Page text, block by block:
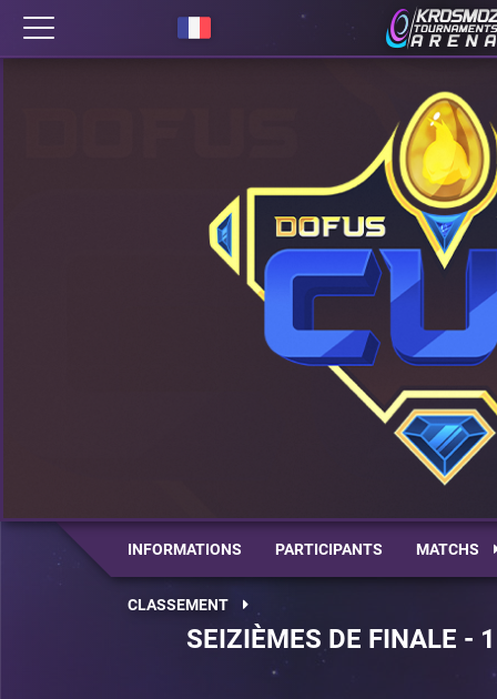
INFORMATIONS PARTICIPANTS MATCHS
CLASSEMENT
SEIZIÈMES DE FINALE